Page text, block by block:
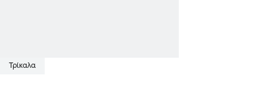
Τρίκαλα